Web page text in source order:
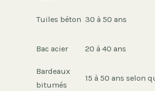
Tuiles béton 30 à 50 ans
Bac acier 20 à 40 ans
Bardeaux
bitumés
15 à 50 ans selon